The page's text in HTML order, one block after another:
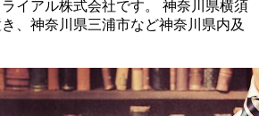
イアル株式会社です。 神奈川県横須
、神奈川県三浦市など神奈川県内及